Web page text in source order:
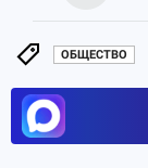
ОБЩЕСТВО